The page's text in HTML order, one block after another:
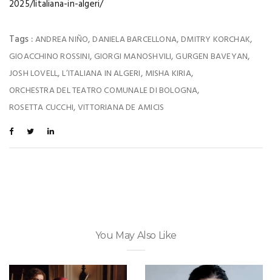
2025/litaliana-in-algeri/
Tags :ANDREA NIÑO, DANIELA BARCELLONA, DMITRY KORCHAK,
GIOACCHINO ROSSINI, GIORGI MANOSHVILI, GURGEN BAVEYAN,
JOSH LOVELL, L’ITALIANA IN ALGERI, MISHA KIRIA,
ORCHESTRA DEL TEATRO COMUNALE DI BOLOGNA,
ROSETTA CUCCHI,VITTORIANA DE AMICIS
You May Also Like